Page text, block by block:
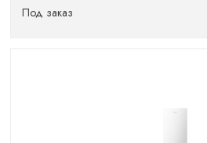
Под заказ